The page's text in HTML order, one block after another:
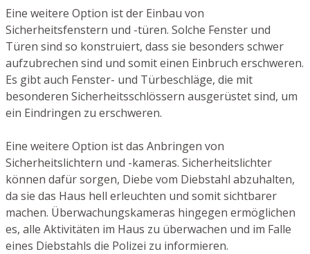
Eine weitere Option ist der Einbau von
Sicherheitsfenstern und -türen. Solche Fenster und
Türen sind so konstruiert, dass sie besonders schwer
aufzubrechen sind und somit einen Einbruch erschweren.
Es gibt auch Fenster- und Türbeschläge, die mit
besonderen Sicherheitsschlössern ausgerüstet sind, um
ein Eindringen zu erschweren.
Eine weitere Option ist das Anbringen von
Sicherheitslichtern und -kameras. Sicherheitslichter
können dafür sorgen, Diebe vom Diebstahl abzuhalten,
da sie das Haus hell erleuchten und somit sichtbarer
machen. Überwachungskameras hingegen ermöglichen
es, alle Aktivitäten im Haus zu überwachen und im Falle
eines Diebstahls die Polizei zu informieren.